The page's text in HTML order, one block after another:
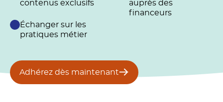
contenus exclusifs
Échanger sur les
pratiques métier
auprès des
financeurs
Adhérez dès maintenant